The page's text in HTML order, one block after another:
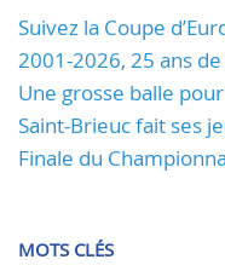
Suivez la Coupe
2001-2026, 25 ans
Une grosse balle
Saint-Brieuc fait ses
Finale du
MOTS CLÉS